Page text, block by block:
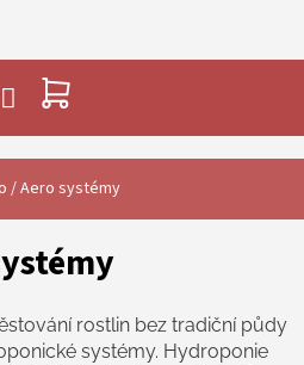
NÁKUPNÍ
KOŠÍK
/ Aero systémy
rostlin bez tradiční půdy
systémy. Hydroponie